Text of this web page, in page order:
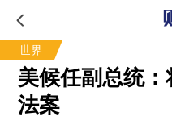
世界
美候任副总统
法案